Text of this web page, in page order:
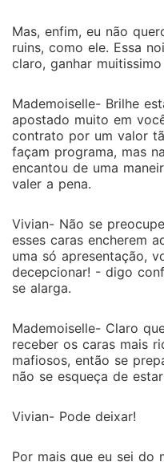
Mas, enfim, eu não
ruins, como ele. Essa
claro, ganhar
Mademoiselle- Brilhe
apostado muito em
contrato por um valor
façam programa, mas
encantou de uma
valer a pena.
Vivian- Não se
esses caras encherem
uma só apresentação,
decepcionar! - digo
se alarga.
Mademoiselle- Claro
receber os caras mais
mafiosos, então se
não se esqueça de
Vivian- Pode deixar!
Por mais que eu sei do